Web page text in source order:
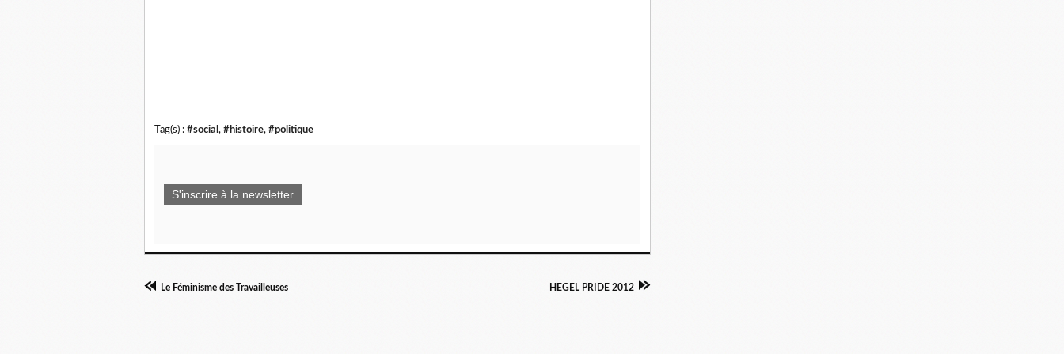
Tag(s) : #social , #histoire, #politique
S'inscrire à la newsletter
Le Féminisme des Travailleuses HEGEL PRIDE 2012